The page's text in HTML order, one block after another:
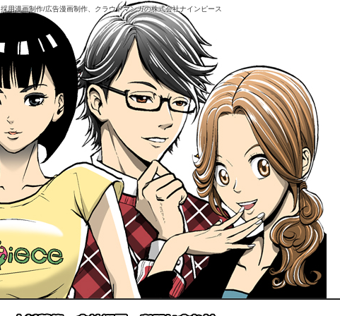
採用漫画制作/広告漫画制作、クラウドマンガの株式会社ナインピース